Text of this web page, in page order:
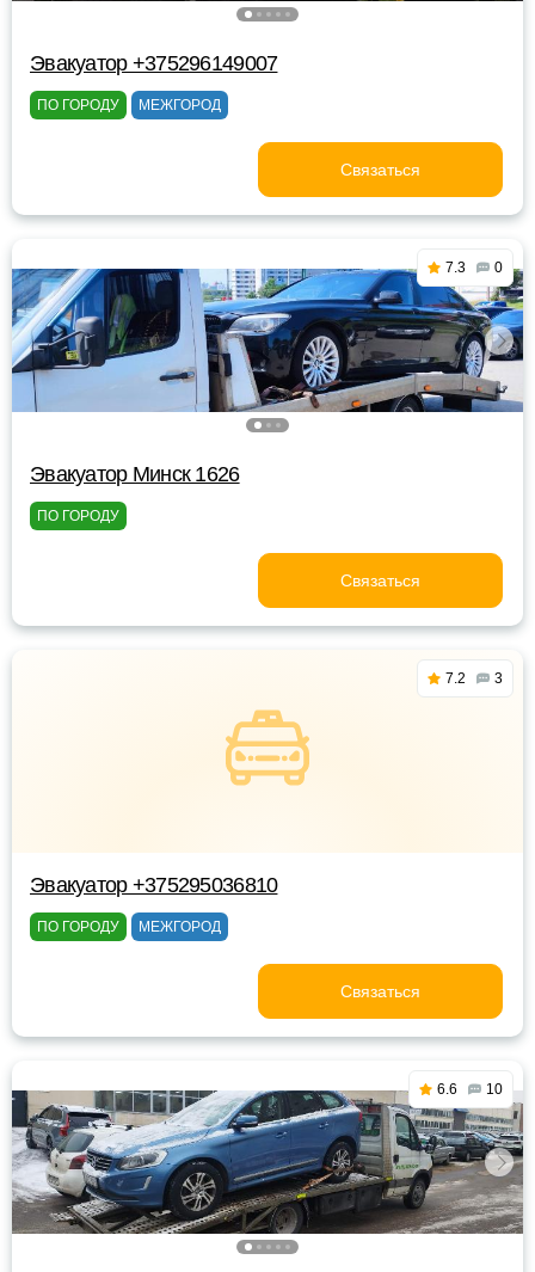
Эвакуатор +375296149007
ПО ГОРОДУ МЕЖГОРОД
Связаться
7.3 0
Эвакуатор Минск 1626
ПО ГОРОДУ
Связаться
7.2 3
Эвакуатор +375295036810
ПО ГОРОДУ МЕЖГОРОД
Связаться
6.6 10